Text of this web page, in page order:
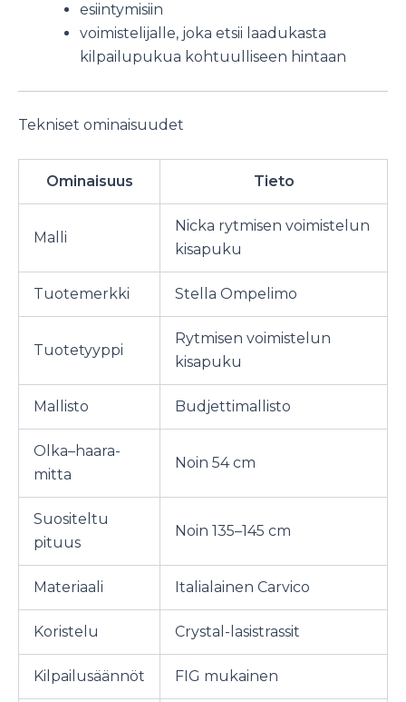
esiintymisiin
voimistelijalle, joka etsii laadukasta
kilpailupukua kohtuulliseen hintaan
Tekniset ominaisuudet
Ominaisuus Tieto
Malli
Nicka rytmisen voimistelun
kisapuku
Tuotemerkki Stella Ompelimo
Tuotetyyppi
Rytmisen voimistelun
kisapuku
Mallisto Budjettimallisto
Olka–haara-
mitta
Noin 54 cm
Suositeltu
pituus
Noin 135–145 cm
Materiaali Italialainen Carvico
Koristelu Crystal-lasistrassit
Kilpailusäännöt FIG mukainen